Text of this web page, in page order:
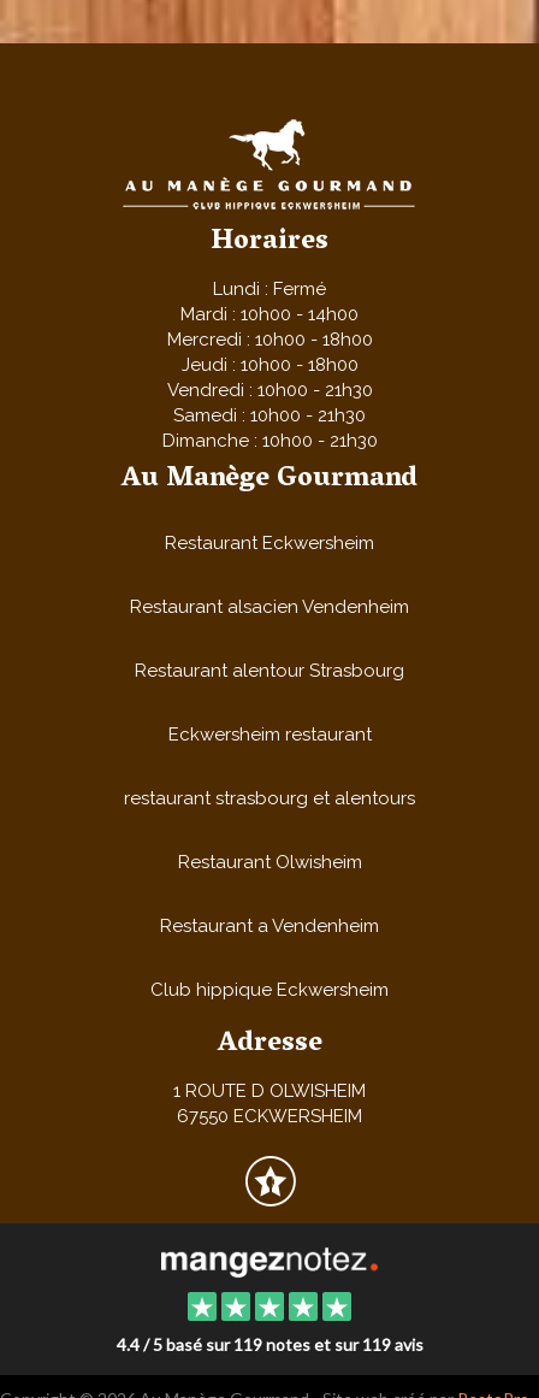
Horaires
Lundi : Fermé
Mardi : 10h00 - 14h00
Mercredi : 10h00 - 18h00
Jeudi : 10h00 - 18h00
Vendredi : 10h00 - 21h30
Samedi : 10h00 - 21h30
Dimanche : 10h00 - 21h30
Au Manège Gourmand
Restaurant Eckwersheim
Restaurant alsacien Vendenheim
Restaurant alentour Strasbourg
Eckwersheim restaurant
restaurant strasbourg et alentours
Restaurant Olwisheim
Restaurant a Vendenheim
Club hippique Eckwersheim
Adresse
1 ROUTE D OLWISHEIM
67550 ECKWERSHEIM
4.4 / 5 basé sur 119 notes et sur 119 avis